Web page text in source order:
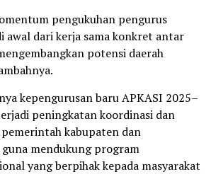
pengukuhan pengurus
awal dari kerja sama konkret antar
potensi daerah
kepengurusan baru APKASI 2025–
peningkatan koordinasi dan
kabupaten dan
mendukung program
yang berpihak kepada masyarakat